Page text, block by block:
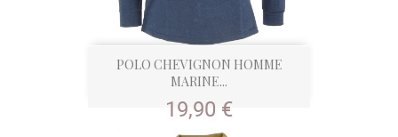
POLO CHEVIGNON HOMME
MARINE...
Prix
19,90 €